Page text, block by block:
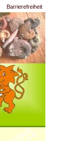
Barrierefreiheit